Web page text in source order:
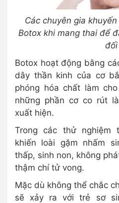
Các chuyên gia
Botox khi mang thai để
đối
Botox hoạt động bằng
dây thần kinh của cơ
phóng hóa chất làm
những phần cơ co rút
xuất hiện.
Trong các thử nghiệm
khiến loài gặm nhấm
thấp, sinh non, không
thậm chí tử vong.
Mặc dù không thể chắc
sẽ xảy ra với trẻ sơ